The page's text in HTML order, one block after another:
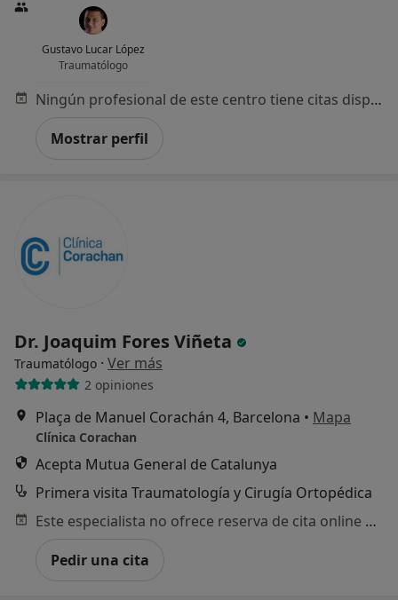
Gustavo Lucar López
Traumatólogo
Ningún profesional de este centro tiene citas disponibles
Mostrar perfil
Dr. Joaquim Fores Viñeta
Traumatólogo · Ver más
2 opiniones
Plaça de Manuel Corachán 4, Barcelona • Mapa
Clínica Corachan
Acepta Mutua General de Catalunya
Primera visita Traumatología y Cirugía Ortopédica
Este especialista no ofrece reserva de cita online en esta dirección.
Pedir una cita